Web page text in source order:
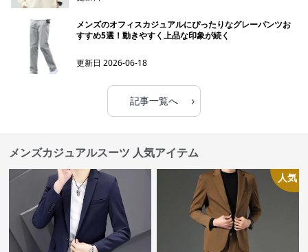
メンズのオフィスカジュアルにぴったりなグレーパンツお
すすめ5選！動きやすく上品な印象が続く
更新日2026-06-18
記事一覧へ ›
メンズカジュアルスーツ 人気アイテム
人気